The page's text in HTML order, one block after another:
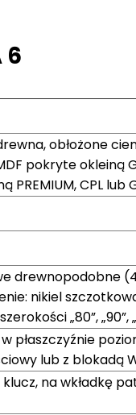
6
obłożone
pokryte okleiną
CPL lub
drewnopodobne
nikiel
„80”, „90”,
płaszczyźnie
lub z blokadą
na wkładkę